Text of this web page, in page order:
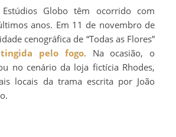
Globo têm ocorrido com
anos. Em 11 de novembro de
cenográfica de “Todas as Flores”
pelo fogo. Na ocasião, o
no cenário da loja fictícia Rhodes,
locais da trama escrita por João